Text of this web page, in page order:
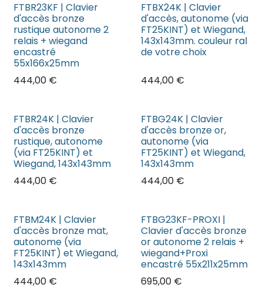
FTBR23KF | Clavier
d'accès bronze
rustique autonome 2
relais + wiegand
encastré
55x166x25mm
444,00 €
FTBX24K | Clavier
d'accès, autonome (via
FT25KINT) et Wiegand,
143x143mm. couleur ral
de votre choix
444,00€
FTBR24K | Clavier
d'accès bronze
rustique, autonome
(via FT25KINT) et
Wiegand, 143x143mm
444,00 €
FTBG24K | Clavier
d'accès bronze or,
autonome (via
FT25KINT) et Wiegand,
143x143mm
444,00€
FTBM24K | Clavier
d'accès bronze mat,
autonome (via
FT25KINT) et Wiegand,
143x143mm
444,00 €
FTBG23KF-PROXI |
Clavier d'accès bronze
or autonome 2 relais +
wiegand+Proxi
encastré 55x211x25mm
695,00€